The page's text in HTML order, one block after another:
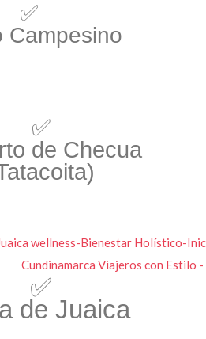
✅
Campesino
✅
de Checua
✅
de Juaica